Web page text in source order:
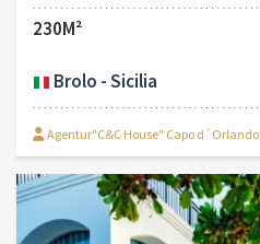
230M²
Brolo - Sicilia
Agentur"C&C House" Capo d´Orlando